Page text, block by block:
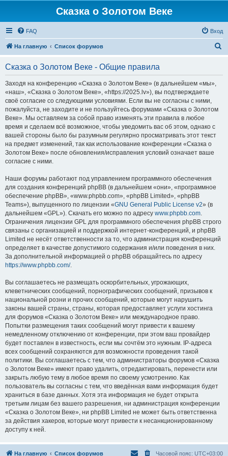
Сказка о Золотом Веке
FAQ Вход
На главную Список форумов
Сказка о Золотом Веке - Общие правила
Заходя на конференцию «Сказка о Золотом Веке» (в дальнейшем «мы»,
«наш», «Сказка о Золотом Веке», «https://2025.lv»), вы подтверждаете
своё согласие со следующими условиями. Если вы не согласны с ними,
пожалуйста, не заходите и не пользуйтесь форумами «Сказка о Золотом
Веке». Мы оставляем за собой право изменять эти правила в любое
время и сделаем всё возможное, чтобы уведомить вас об этом, однако с
вашей стороны было бы разумным регулярно просматривать этот текст
на предмет изменений, так как использование конференции «Сказка о
Золотом Веке» после обновления/исправления условий означает ваше
согласие с ними.
Наши форумы работают под управлением программного обеспечения
для создания конференций phpBB (в дальнейшем «они», «программное
обеспечение phpBB», «www.phpbb.com», «phpBB Limited», «phpBB
Teams»), выпущенного по лицензии «GNU General Public License v2» (в
дальнейшем «GPL»). Скачать его можно по адресу www.phpbb.com.
Ограничения лицензии GPL для программного обеспечения phpBB строго
связаны с организацией и поддержкой интернет-конференций, и phpBB
Limited не несёт ответственности за то, что администрация конференций
определяет в качестве допустимого содержания и/или поведения в них.
За дополнительной информацией о phpBB обращайтесь по адресу
https://www.phpbb.com/.
Вы соглашаетесь не размещать оскорбительных, угрожающих,
клеветнических сообщений, порнографических сообщений, призывов к
национальной розни и прочих сообщений, которые могут нарушить
законы вашей страны, страны, которая предоставляет услуги хостинга
для форумов «Сказка о Золотом Веке» или международное право.
Попытки размещения таких сообщений могут привести к вашему
немедленному отключению от конференции, при этом ваш провайдер
будет поставлен в известность, если мы сочтём это нужным. IP-адреса
всех сообщений сохраняются для возможности проведения такой
политики. Вы соглашаетесь с тем, что администраторы форумов «Сказка
о Золотом Веке» имеют право удалить, отредактировать, перенести или
закрыть любую тему в любое время по своему усмотрению. Как
пользователь вы согласны с тем, что введённая вами информация будет
храниться в базе данных. Хотя эта информация не будет открыта
третьим лицам без вашего разрешения, ни администрация конференции
«Сказка о Золотом Веке», ни phpBB Limited не может быть ответственна
за действия хакеров, которые могут привести к несанкционированному
доступу к ней.
На главную Список форумов Часовой пояс: UTC+03:00